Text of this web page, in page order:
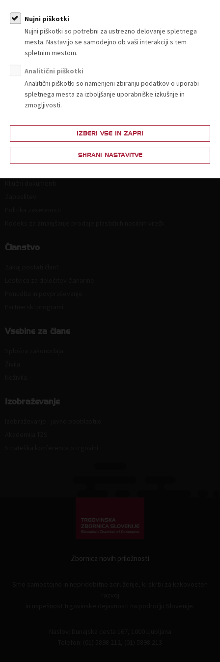
O nas
Kdo smo in kako do nas?
Strokovne komisije in sekcije
Poslanstvo, vrednote, vizija
Principi in področja delovanja
Članstvo
Vsebine za člane
Izobraževanje
Zbornica novih priložnosti
Nujni piškotki
Nujni piškotki so potrebni za ustrezno delovanje spletnega
mesta. Nastavijo se samodejno ob vaši interakciji s tem
spletnim mestom.
Analitični piškotki
Analitični piškotki so namenjeni zbiranju podatkov o uporabi
spletnega mesta za izboljšanje uporabniške izkušnje in
zmogljivosti.
IZBERI VSE IN ZAPRI
SHRANI NASTAVITVE